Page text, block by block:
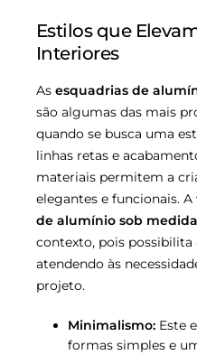
Estilos que
Interiores
As esquadrias de
são algumas das mais
quando se busca uma
linhas retas e
materiais permitem a
elegantes e funcionais.
de alumínio sob medida
contexto, pois possibilita
atendendo às
projeto.
Minimalismo: Este
formas simples e